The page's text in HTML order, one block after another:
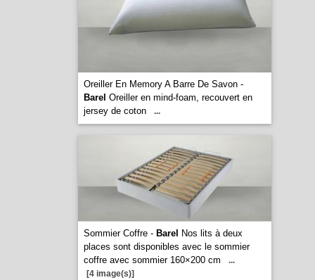
Oreiller En Memory A Barre De Savon -
Barel Oreiller en mind-foam, recouvert en
jersey de coton
...
Sommier Coffre - Barel
Nos lits à deux
places sont disponibles avec le sommier
coffre avec sommier 160×200 cm
...
[4 image(s)]